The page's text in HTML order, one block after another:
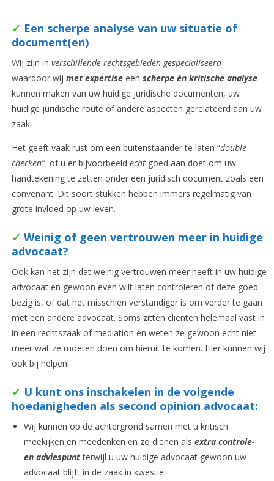
✓ Een scherpe analyse van uw situatie of
document(en)
Wij zijn in verschillende rechtsgebieden gespecialiseerd
waardoor wij met expertiseeen scherpe én kritische analyse
kunnen maken van uw huidige juridische documenten, uw
huidige juridische route of andere aspecten gerelateerd aan uw
zaak.
Het geeft vaak rust om een buitenstaander te laten “double-
checken” of u er bijvoorbeeld echtgoed aan doet om uw
handtekening te zetten onder een juridisch document zoals een
convenant. Dit soort stukken hebben immers regelmatig van
grote invloed op uw leven.
✓ Weinig of geen vertrouwen meer in huidige
advocaat?
Ook kan het zijn dat weinig vertrouwen meer heeft in uw huidige
advocaat en gewoon even wilt laten controleren of deze goed
bezig is, of dat het misschien verstandiger is om verder te gaan
met een andere advocaat. Soms zitten cliënten helemaal vast in
in een rechtszaak of mediation en weten ze gewoon echt niet
meer wat ze moeten doen om hieruit te komen. Hier kunnen wij
ook bij helpen!
✓ U kunt ons inschakelen in de volgende
hoedanigheden als second opinion advocaat:
Wij kunnen op de achtergrond samen met u kritisch
meekijken en meedenken en zo dienen als extra controle-
en adviespuntterwijl u uw huidige advocaat gewoon uw
advocaat blijft in de zaak in kwestie